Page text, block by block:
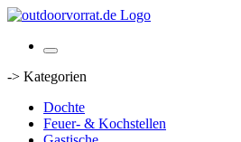
-> Kategorien
Dochte
Feuer- & Kochstellen